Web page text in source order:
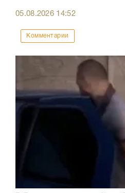
05.08.2026 14:52
Комментарии